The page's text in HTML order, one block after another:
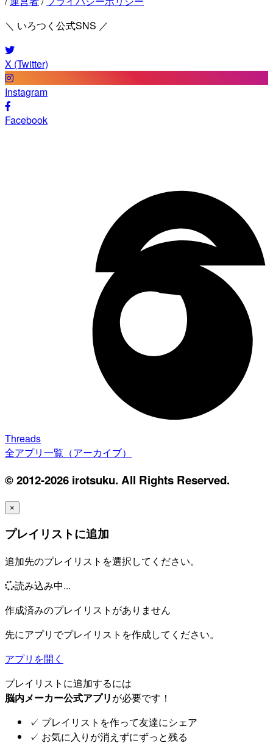
＼ いろつく公式SNS ／
X (Twitter)
Instagram
Facebook
Threads
全アプリ一覧（アーカイブ）
© 2012-2026 irotsuku. All Rights Reserved.
×
プレイリストに追加
追加先のプレイリストを選択してください。
読み込み中...
作成済みのプレイリストがありません
先にアプリでプレイリストを作成してください。
アプリを開く
プレイリストに追加するには
脳内メーカー公式アプリが必要です！
✓ プレイリストを作って友達にシェア
✓ お気に入りが消えずにずっと残る